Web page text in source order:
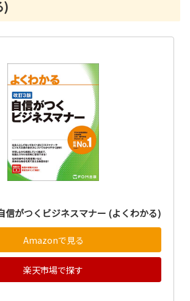
)
信がつくビジネスマナー (よくわかる)
Amazonで見る
楽天市場で探す